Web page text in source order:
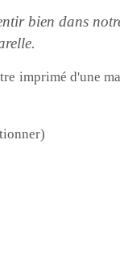
bien dans
imprimé d'une